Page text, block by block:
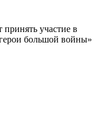
участие в
большой войны»